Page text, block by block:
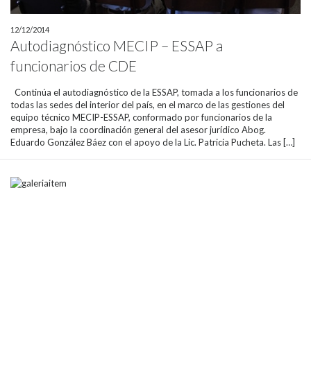
12/12/2014
Autodiagnóstico MECIP – ESSAP a
funcionarios de CDE
Continúa el autodiagnóstico de la ESSAP, tomada a los funcionarios de
todas las sedes del interior del país, en el marco de las gestiones del
equipo técnico MECIP-ESSAP, conformado por funcionarios de la
empresa, bajo la coordinación general del asesor jurídico Abog.
Eduardo González Báez con el apoyo de la Lic. Patricia Pucheta. Las […]